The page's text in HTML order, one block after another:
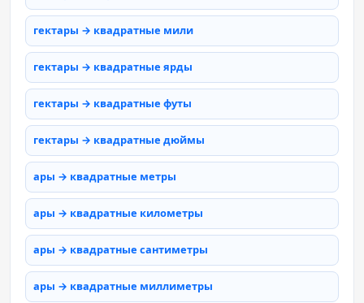
гектары → квадратные мили
гектары → квадратные ярды
гектары → квадратные футы
гектары → квадратные дюймы
ары → квадратные метры
ары → квадратные километры
ары → квадратные сантиметры
ары → квадратные миллиметры